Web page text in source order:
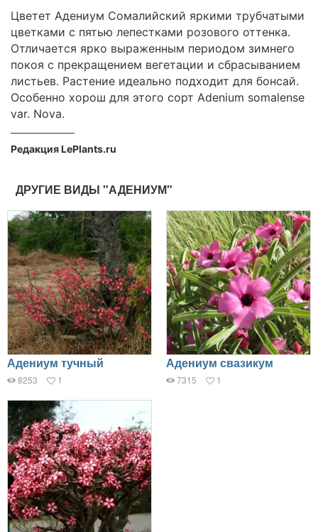
Цветет Адениум Сомалийский яркими трубчатыми
цветками с пятью лепестками розового оттенка.
Отличается ярко выраженным периодом зимнего
покоя с прекращением вегетации и сбрасыванием
листьев. Растение идеально подходит для бонсай.
Особенно хорош для этого сорт Adenium somalense
var. Nova.
Редакция LePlants.ru
ДРУГИЕ ВИДЫ "АДЕНИУМ"
Адениум тучный
8253 1
Адениум свазикум
7315 1